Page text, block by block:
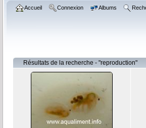
Accueil Connexion Albums
Résultats de la recherche - "reproduction"